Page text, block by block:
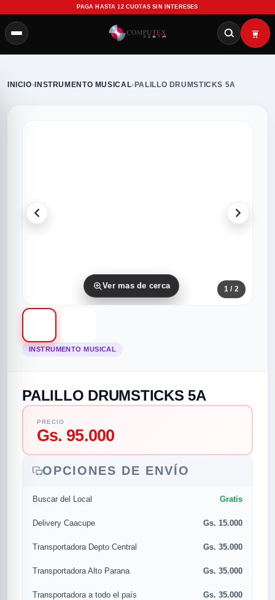
PAGA HASTA 12 CUOTAS SIN INTERESES
categorias
MUSICAL
INICIO› INSTRUMENTO MUSICAL› PALILLO DRUMSTICKS 5A
Ver mas de cerca 1 / 2
INSTRUMENTO MUSICAL
PALILLO DRUMSTICKS 5A
PRECIO
Gs. 95.000
OPCIONES DE ENVÍO
Buscar del Local Gratis
Delivery Caacupe Gs. 15.000
Transportadora Depto Central Gs. 35.000
Transportadora Alto Parana Gs. 35.000
Transportadora a todo el país Gs. 35.000